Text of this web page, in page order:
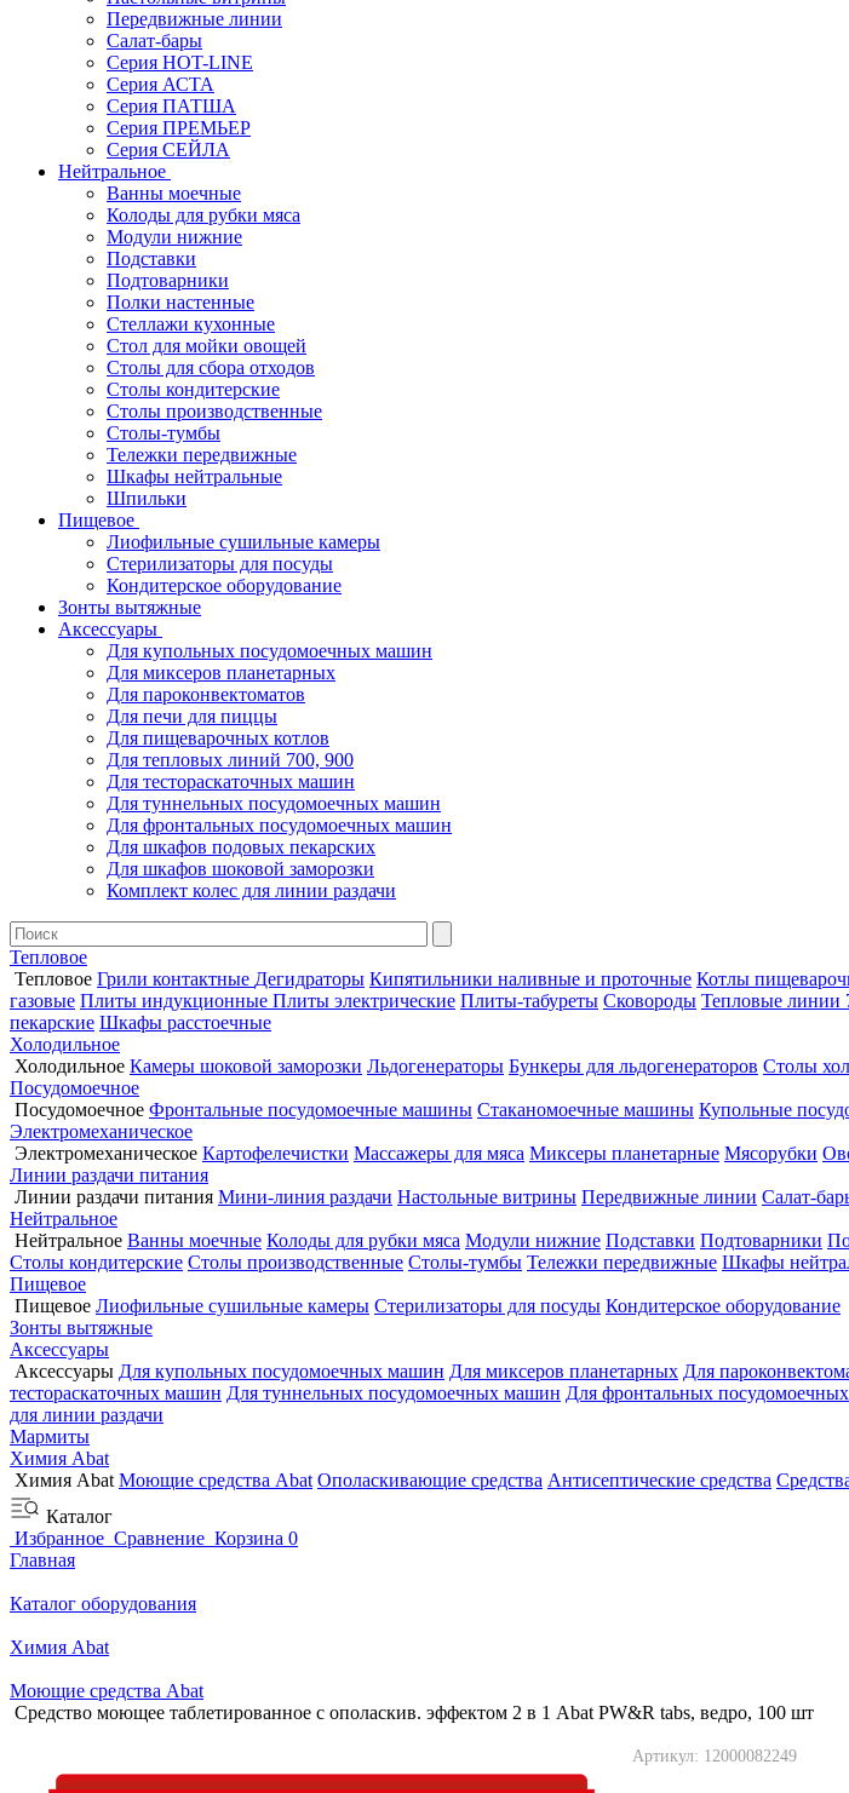
Передвижные линии
Салат-бары
Серия HOT-LINE
Серия АСТА
Серия ПАТША
Серия ПРЕМЬЕР
Серия СЕЙЛА
Нейтральное
Ванны моечные
Колоды для рубки мяса
Модули нижние
Подставки
Подтоварники
Полки настенные
Стеллажи кухонные
Стол для мойки овощей
Столы для сбора отходов
Столы кондитерские
Столы производственные
Столы-тумбы
Тележки передвижные
Шкафы нейтральные
Шпильки
Пищевое
Лиофильные сушильные камеры
Стерилизаторы для посуды
Кондитерское оборудование
Зонты вытяжные
Аксессуары
Для купольных посудомоечных машин
Для миксеров планетарных
Для пароконвектоматов
Для печи для пиццы
Для пищеварочных котлов
Для тепловых линий 700, 900
Для тестораскаточных машин
Для туннельных посудомоечных машин
Для фронтальных посудомоечных машин
Для шкафов подовых пекарских
Для шкафов шоковой заморозки
Комплект колес для линии раздачи
Тепловое
Тепловое Грили контактные Дегидраторы Кипятильники наливные и проточные Котлы
газовые Плиты индукционные Плиты электрические Плиты-табуреты Сковороды Тепловые линии
пекарские Шкафы расстоечные
Холодильное
Холодильное Камеры шоковой заморозки Льдогенераторы Бункеры для льдогенераторов Столы
Посудомоечное
Посудомоечное Фронтальные посудомоечные машины Стаканомоечные машины Купольные
Электромеханическое
Электромеханическое Картофелечистки Массажеры для мяса Миксеры планетарные Мясорубки
Линии раздачи питания
Линии раздачи питания Мини-линия раздачи Настольные витрины Передвижные линии Салат-
Нейтральное
Нейтральное Ванны моечные Колоды для рубки мяса Модули нижние Подставки Подтоварники
Столы кондитерские Столы производственные Столы-тумбы Тележки передвижные Шкафы
Пищевое
Пищевое Лиофильные сушильные камеры Стерилизаторы для посуды Кондитерское оборудование
Зонты вытяжные
Аксессуары
Аксессуары Для купольных посудомоечных машин Для миксеров планетарных Для
тестораскаточных машин Для туннельных посудомоечных машин Для фронтальных
для линии раздачи
Мармиты
Химия Abat
Химия Abat Моющие средства Abat Ополаскивающие средства Антисептические средства
Каталог
Избранное Сравнение Корзина 0
Главная
Каталог оборудования
Химия Abat
Моющие средства Abat
Средство моющее таблетированное с ополаскив. эффектом 2 в 1 Abat PW&R tabs, ведро, 100 шт
Артикул: 12000082249